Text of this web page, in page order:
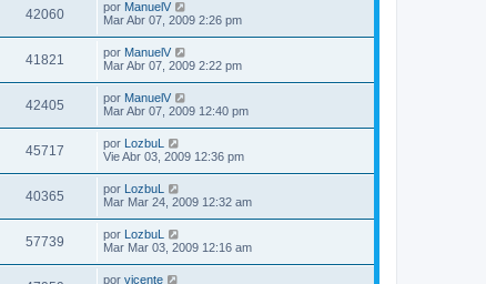
42060 por ManuelV
Mar Abr 07, 2009 2:26 pm
41821 por ManuelV
Mar Abr 07, 2009 2:22 pm
42405 por ManuelV
Mar Abr 07, 2009 12:40 pm
45717 por LozbuL
Vie Abr 03, 2009 12:36 pm
40365 por LozbuL
Mar Mar 24, 2009 12:32 am
57739 por LozbuL
Mar Mar 03, 2009 12:16 am
por vicente